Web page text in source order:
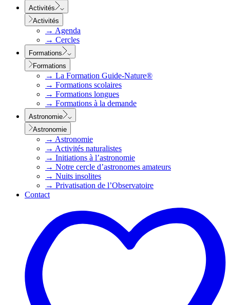
Activités
Activités
→ Agenda
→ Cercles
Formations
Formations
→ La Formation Guide-Nature®
→ Formations scolaires
→ Formations longues
→ Formations à la demande
Astronomie
Astronomie
→ Astronomie
→ Activités naturalistes
→ Initiations à l’astronomie
→ Notre cercle d’astronomes amateurs
→ Nuits insolites
→ Privatisation de l’Observatoire
Contact